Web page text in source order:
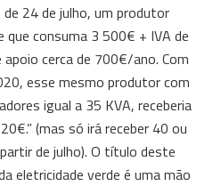
24 de julho, um produtor
consuma 3 500€ + IVA de
cerca de 700€/ano. Com
esse mesmo produtor com
igual a 35 KVA, receberia
(mas só irá receber 40 ou
de julho). O título deste
eletricidade verde é uma mão